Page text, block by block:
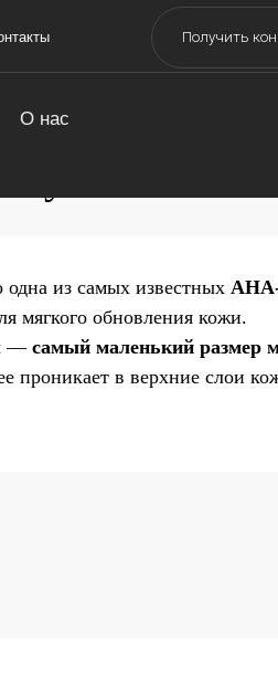
одна из самых известных
мягкого обновления кожи.
— самый маленький размер
проникает в верхние слои
Получить консультацию